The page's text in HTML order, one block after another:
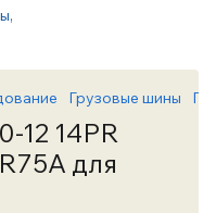
Грузовые шины
12 14PR
для